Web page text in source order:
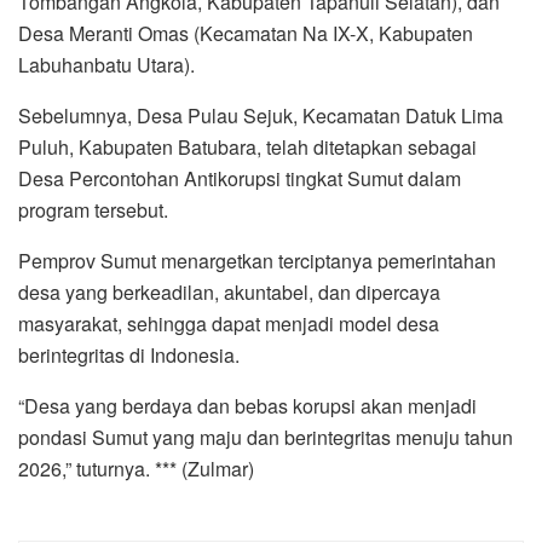
Desa Meranti Omas (Kecamatan Na IX-X, Kabupaten
Labuhanbatu Utara).
Sebelumnya, Desa Pulau Sejuk, Kecamatan Datuk Lima
Puluh, Kabupaten Batubara, telah ditetapkan sebagai
Desa Percontohan Antikorupsi tingkat Sumut dalam
program tersebut.
Pemprov Sumut menargetkan terciptanya pemerintahan
desa yang berkeadilan, akuntabel, dan dipercaya
masyarakat, sehingga dapat menjadi model desa
berintegritas di Indonesia.
“Desa yang berdaya dan bebas korupsi akan menjadi
pondasi Sumut yang maju dan berintegritas menuju tahun
2026,” tuturnya. *** (Zulmar)